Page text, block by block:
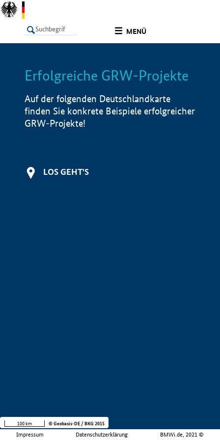
MENÜ
LISTE Info
Erfolgreiche GRW-Projekte
Auf der folgenden Deutschlandkarte
finden Sie konkrete Beispiele erfolgreicher
GRW-Projekte!
LOS GEHT'S
Impressum Datenschutzerklärung BMWi.de, 2021 ©
100 km © Geobasis-DE / BKG 2015